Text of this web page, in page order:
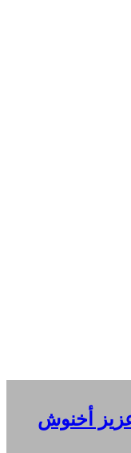
أخنوش